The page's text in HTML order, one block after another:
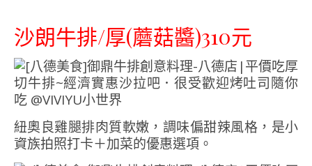
沙朗牛排/厚(蘑菇醬)310元
紐奧良雞腿排肉質軟嫩，調味偏甜辣風格，是小
資族拍照打卡＋加菜的優惠選項。